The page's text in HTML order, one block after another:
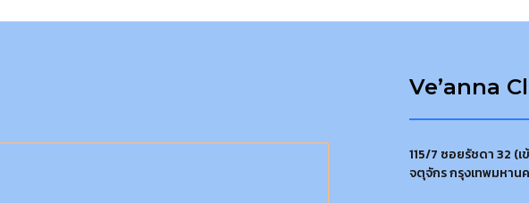
Ve’anna
115/7 ซอยรัชดา 32 (
จตุจักร กรุงเทพมหาน